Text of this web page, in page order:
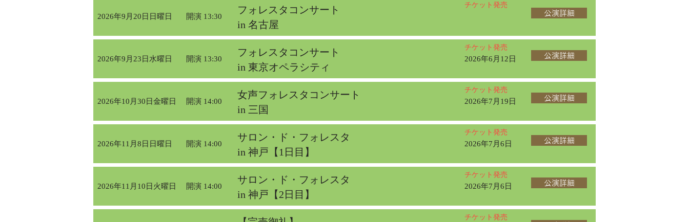
2026年9月20日日曜日 開演 13:30
フォレスタコンサート
in 名古屋
チケット発売
公演詳細
2026年9月23日水曜日 開演 13:30
フォレスタコンサート
in 東京オペラシティ
チケット発売
2026年6月12日 公演詳細
2026年10月30日金曜日 開演 14:00
女声フォレスタコンサート
in 三国
チケット発売
2026年7月19日 公演詳細
2026年11月8日日曜日 開演 14:00
サロン・ド・フォレスタ
in 神戸【1日目】
チケット発売
2026年7月6日 公演詳細
2026年11月10日火曜日 開演 14:00
サロン・ド・フォレスタ
in 神戸【2日目】
チケット発売
2026年7月6日 公演詳細
チケット発売